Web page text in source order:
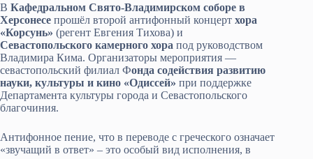
В Кафедральном Свято-Владимирском соборе в
Херсонесе прошёл второй антифонный концерт хора
«Корсунь» (регент Евгения Тихова) и
Севастопольского камерного хора под руководством
Владимира Кима. Организаторы мероприятия —
севастопольский филиал Фонда содействия развитию
науки, культуры и кино «Одиссей» при поддержке
Департамента культуры города и Севастопольского
благочиния.
Антифонное пение, что в переводе с греческого означает
«звучащий в ответ» – это особый вид исполнения, в